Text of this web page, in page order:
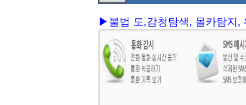
▶불법 도,감청탐색, 몰카탐지